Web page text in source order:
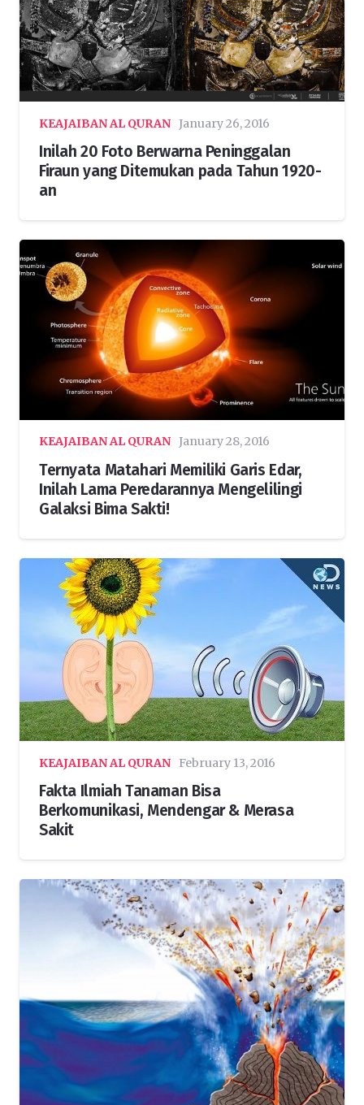
KEAJAIBAN AL QURAN January 26, 2016
Inilah 20 Foto Berwarna Peninggalan
Firaun yang Ditemukan pada Tahun 1920-
an
KEAJAIBAN AL QURAN January 28, 2016
Ternyata Matahari Memiliki Garis Edar,
Inilah Lama Peredarannya Mengelilingi
Galaksi Bima Sakti!
KEAJAIBAN AL QURAN February 13, 2016
Fakta Ilmiah Tanaman Bisa
Berkomunikasi, Mendengar & Merasa
Sakit